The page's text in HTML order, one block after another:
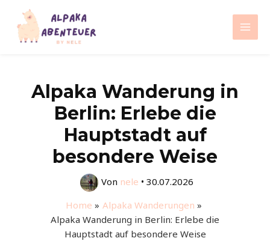
Inhalt
springen
Main
Alpaka Wanderung in
Berlin: Erlebe die
Hauptstadt auf
besondere Weise
Von nele • 30.07.2026
Home
Alpaka Wanderungen
Alpaka Wanderung in Berlin: Erlebe die
Hauptstadt auf besondere Weise